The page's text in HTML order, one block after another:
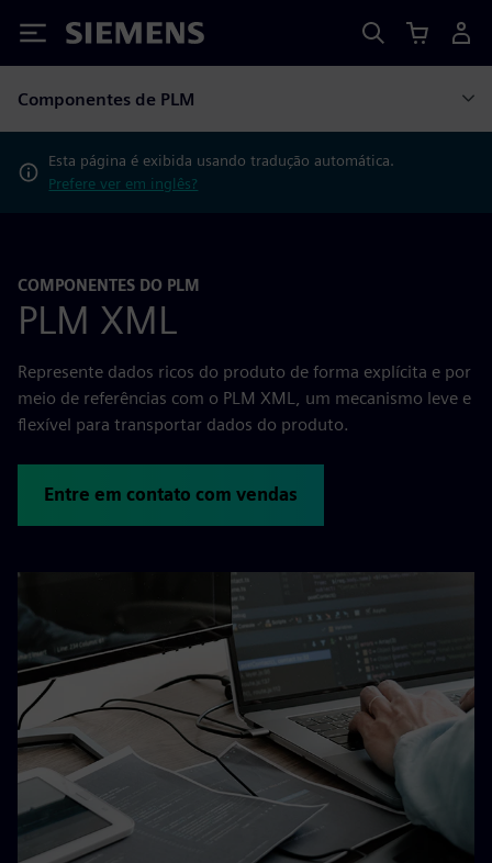
Siemens
Componentes de PLM
Esta página é exibida usando tradução automática.
Prefere ver em inglês?
COMPONENTES DO PLM
PLM XML
Represente dados ricos do produto de forma explícita e por
meio de referências com o PLM XML, um mecanismo leve e
flexível para transportar dados do produto.
Entre em contato com vendas